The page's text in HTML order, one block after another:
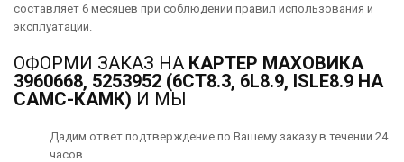
составляет 6 месяцев при соблюдении правил использования и
эксплуатации.
ОФОРМИ ЗАКАЗ НА КАРТЕР МАХОВИКА
3960668, 5253952 (6CT8.3, 6L8.9, ISLE8.9 НА
CAMC-КАМК) И МЫ
Дадим ответ подтверждение по Вашему заказу в течении 24
часов.